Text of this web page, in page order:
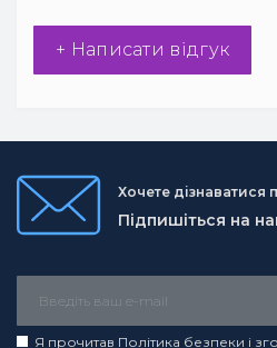
+ Написати відгук
Хочете дізнаватися
Підпишіться на
Я прочитав Політика безпеки і